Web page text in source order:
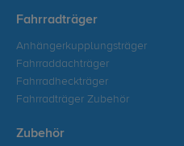
Fahrradträger
Anhängerkupplungsträger
Fahrraddachträger
Fahrradheckträger
Fahrradträger Zubehör
Zubehör